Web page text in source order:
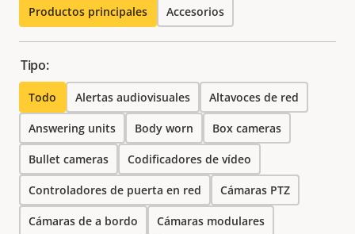
Productos principales Accesorios
Tipo:
Todo Alertas audiovisuales Altavoces de red
Answering units Body worn Box cameras
Bullet cameras Codificadores de vídeo
Controladores de puerta en red Cámaras PTZ
Cámaras de a bordo Cámaras modulares